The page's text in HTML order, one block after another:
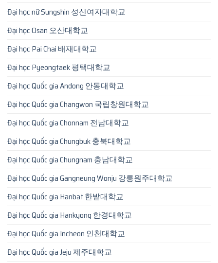
Đại học nữ Sungshin 성신여자대학교
Đại học Osan 오산대학교
Đại học Pai Chai 배재대학교
Đại học Pyeongtaek 평택대학교
Đại học Quốc gia Andong 안동대학교
Đại học Quốc gia Changwon 국립창원대학교
Đại học Quốc gia Chonnam 전남대학교
Đại học Quốc gia Chungbuk 충북대학교
Đại học Quốc gia Chungnam 충남대학교
Đại học Quốc gia Gangneung Wonju 강릉원주대학교
Đại học Quốc gia Hanbat 한밭대학교
Đại học Quốc gia Hankyong 한경대학교
Đại học Quốc gia Incheon 인천대학교
Đại học Quốc gia Jeju 제주대학교